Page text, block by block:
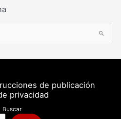
de publicación
privacidad
Buscar